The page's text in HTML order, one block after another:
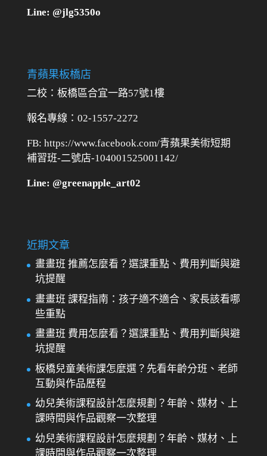
Line: @jlg5350o
青蘋果板橋店
二校： 板橋區合宜一路57號1樓
報名專線：02-1557-2272
FB: https://www.facebook.com/青蘋果美術短期
補習班-二號店-104001525001142/
Line: @greenapple_art02
近期文章
畫畫班 推薦怎麼看？選課重點、費用判斷與避
坑提醒
畫畫班 課程指南：孩子適不適合、家長該看哪
些重點
畫畫班 費用怎麼看？選課重點、費用判斷與避
坑提醒
板橋兒童美術課怎麼選？先看年齡分班、老師
互動與作品歷程
幼兒美術課程設計怎麼規劃？年齡、媒材、上
課時間與作品觀察一次整理
幼兒美術課程設計怎麼規劃？年齡、媒材、上
課時間與作品觀察一次整理